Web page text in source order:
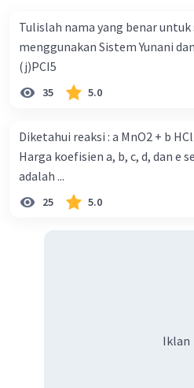
Iklan
Tulislah nama yang benar untuk
menggunakan Sistem Yunani
(j)PCI5
35 5.0
Diketahui reaksi : a MnO2 + b
Harga koefisien a, b, c, d, dan e
adalah ...
25 5.0
Iklan